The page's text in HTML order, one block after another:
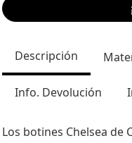
Descripción
Info. Devolución
Los botines Chelsea de